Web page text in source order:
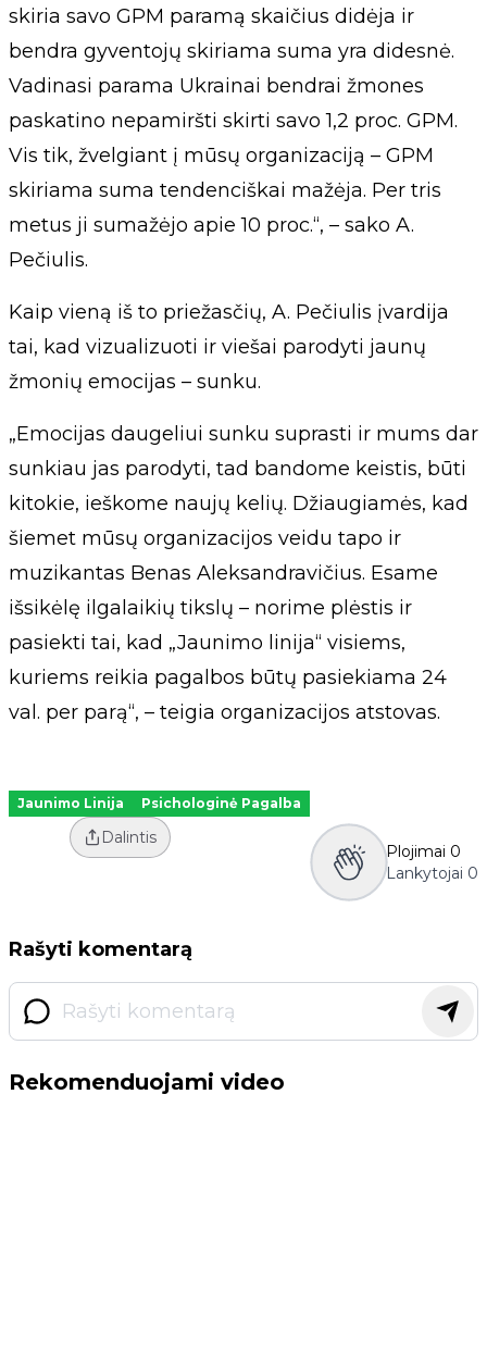
skiria savo GPM paramą skaičius didėja ir
bendra gyventojų skiriama suma yra didesnė.
Vadinasi parama Ukrainai bendrai žmones
paskatino nepamiršti skirti savo 1,2 proc. GPM.
Vis tik, žvelgiant į mūsų organizaciją – GPM
skiriama suma tendenciškai mažėja. Per tris
metus ji sumažėjo apie 10 proc.“, – sako A.
Pečiulis.
Kaip vieną iš to priežasčių, A. Pečiulis įvardija
tai, kad vizualizuoti ir viešai parodyti jaunų
žmonių emocijas – sunku.
„Emocijas daugeliui sunku suprasti ir mums dar
sunkiau jas parodyti, tad bandome keistis, būti
kitokie, ieškome naujų kelių. Džiaugiamės, kad
šiemet mūsų organizacijos veidu tapo ir
muzikantas Benas Aleksandravičius. Esame
išsikėlę ilgalaikių tikslų – norime plėstis ir
pasiekti tai, kad „Jaunimo linija“ visiems,
kuriems reikia pagalbos būtų pasiekiama 24
val. per parą“, – teigia organizacijos atstovas.
Jaunimo Linija Psichologinė Pagalba
Dalintis
Plojimai 0
Lankytojai 0
Rašyti komentarą
Rekomenduojami video